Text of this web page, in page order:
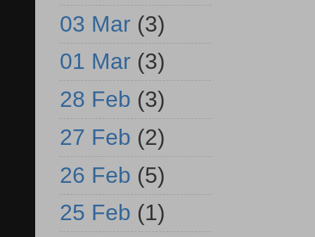
03 Mar (3)
01 Mar (3)
28 Feb (3)
27 Feb (2)
26 Feb (5)
25 Feb (1)